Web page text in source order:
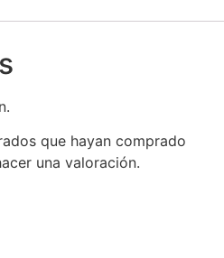
que hayan comprado
una valoración.